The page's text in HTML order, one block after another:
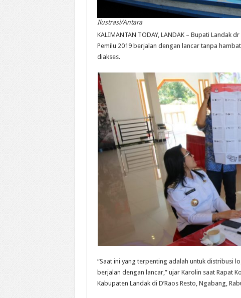
Ilustrasi/Antara
KALIMANTAN TODAY, LANDAK – Bupati
Pemilu 2019 berjalan dengan lancar tanpa
diakses.
“Saat ini yang terpenting adalah untuk distribusi
berjalan dengan lancar,” ujar Karolin saat Rapat
Kabupaten Landak di D’Raos Resto, Ngabang,